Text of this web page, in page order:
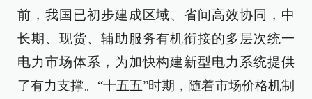
前，我国已初步建成区域、省间高效协同，中
长期、现货、辅助服务有机衔接的多层次统一
电力市场体系，为加快构建新型电力系统提供
了有力支撑。“十五五”时期，随着市场价格机制